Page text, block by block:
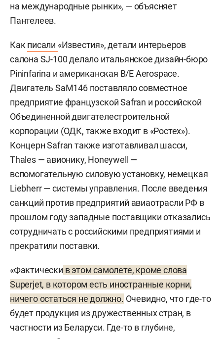
на международные рынки», — объясняет
Пантелеев.
Как писали «Известия», детали интерьеров
салона SJ-100 делало итальянское дизайн-бюро
Pininfarina и американская B/E Aerospace.
Двигатель SaM146 поставляло совместное
предприятие французской Safran и российской
Объединенной двигателестроительной
корпорации (ОДК, также входит в «Ростех»).
Концерн Safran также изготавливал шасси,
Thales — авионику, Honeywell —
вспомогательную силовую установку, немецкая
Liebherr — системы управления. После введения
санкций против предприятий авиаотрасли РФ в
прошлом году западные поставщики отказались
сотрудничать с российскими предприятиями и
прекратили поставки.
«Фактически в этом самолете, кроме слова
Superjet, в котором есть иностранные корни,
ничего остаться не должно. Очевидно, что где-то
будет продукция из дружественных стран, в
частности из Беларуси. Где-то в глубине,